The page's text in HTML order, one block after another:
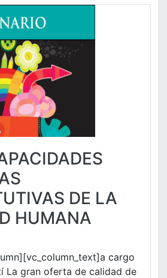
DE LA
HUMANA
cargo
La gran oferta de calidad de